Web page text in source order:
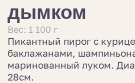
дымком
Вес: 1 100 г
Пикантный пирог с
баклажанами,
маринованный луком.
28см.